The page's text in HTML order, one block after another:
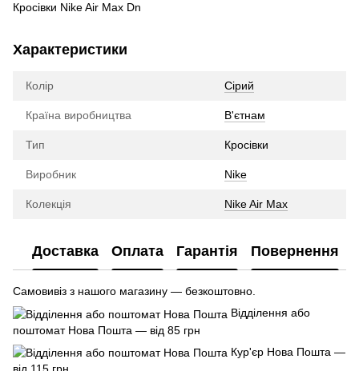
Кросівки Nike Air Max Dn
Характеристики
Колір Сірий
Країна виробництва В'єтнам
Тип Кросівки
Виробник Nike
Колекція Nike Air Max
Доставка Оплата Гарантія Повернення
Самовивіз з нашого магазину — безкоштовно.
Відділення або
поштомат Нова Пошта — від 85 грн
Кур'єр Нова Пошта —